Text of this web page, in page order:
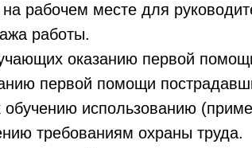
рабочем месте для
работы.
оказанию первой
первой помощи
обучению использованию
требованиям охраны труда.